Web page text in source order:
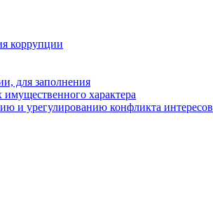
коррупции
для заполнения
имущественного характера
и урегулированию конфликта интересов